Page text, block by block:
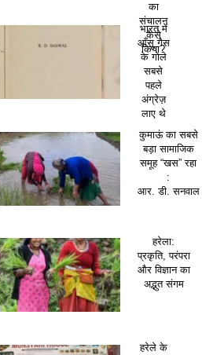
का
संचालन
कैसे
किया?
भारत में
आँसू गैस
के गोले
सबसे
पहले
अंग्रेज़
लाए थे
कुमाऊं का सबसे
बड़ा सामाजिक
समूह “खस” रहा
:
आर. डी. सनवाल
हरेला:
प्रकृति, परंपरा
और विज्ञान का
अद्भुत संगम
हरेले के